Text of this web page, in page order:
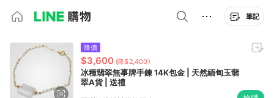
筆記
降價
$3,600 (降$2,400)
冰種翡翠無事牌手鍊 14K包金 | 天然緬甸玉翡
翠A貨 | 送禮